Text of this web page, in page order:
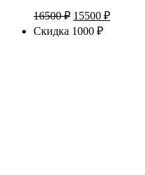
16500₽ Первоначальная
цена
составляла
15500 ₽Текущая
Скидка 1000 ₽